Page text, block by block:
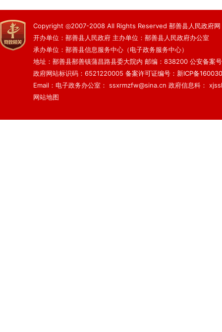
Copyright ◎2007-2008 All Rights Reserved 鄯善县人民政府网
开办单位：鄯善县人民政府 主办单位：鄯善县人民政府办公室
承办单位：鄯善县信息服务中心（电子政务服务中心）
地址：鄯善县鄯善镇蒲昌路县委大院内 邮编：838200 公安备案
政府网站标识码：6521220005 备案许可证编号：新ICP备
Email：电子政务办公室： ssxrmzfw@sina.cn 政府信息科：
网站地图